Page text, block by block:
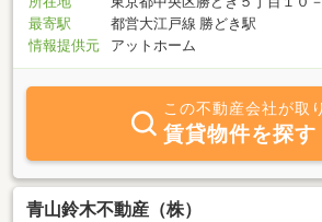
最寄駅
都営大江戸線 勝どき駅
情報提供元
アットホーム
この不動産会社が取
賃貸物件を探す
青山鈴木不動産（株）